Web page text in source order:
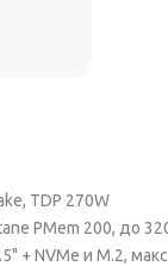
TDP 270W
PMem 200, до
+ NVMe и M.2,